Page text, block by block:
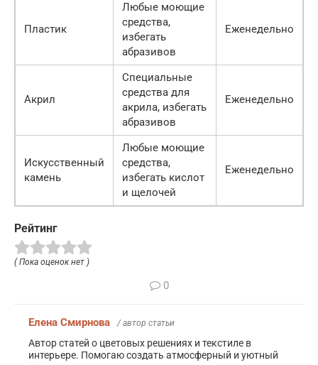
Пластик
Любые моющие
средства,
избегать
абразивов
Еженедельно
Акрил
Специальные
средства для
акрила, избегать
абразивов
Еженедельно
Искусственный
камень
Любые моющие
средства,
избегать кислот
и щелочей
Еженедельно
Рейтинг
( Пока оценок нет )
0
Елена Смирнова / автор статьи
Автор статей о цветовых решениях и текстиле в
интерьере. Помогаю создать атмосферный и уютный